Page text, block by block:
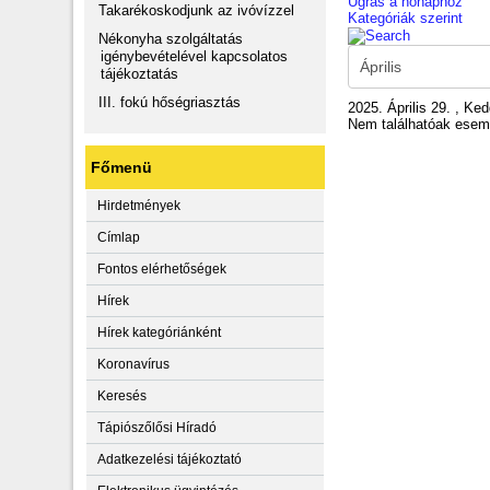
Takarékoskodjunk az ivóvízzel
Nékonyha szolgáltatás
igénybevételével kapcsolatos
tájékoztatás
III. fokú hőségriasztás
Főmenü
Hirdetmények
Címlap
Fontos elérhetőségek
Hírek
Hírek kategóriánként
Koronavírus
Keresés
Tápiószőlősi Híradó
Adatkezelési tájékoztató
Kategóriák szerint
2025. Április 29. ,
Nem találhatóak